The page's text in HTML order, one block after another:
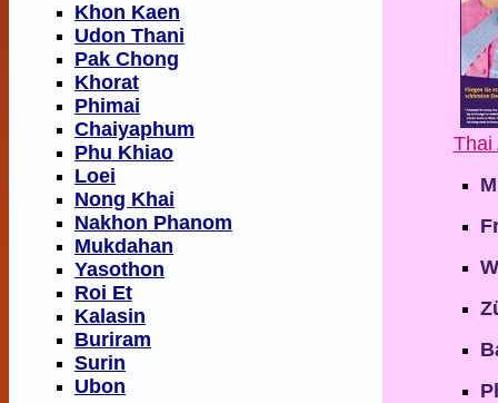
Khon Kaen
Udon Thani
Pak Chong
Khorat
Phimai
Chaiyaphum
Phu Khiao
Loei
Nong Khai
Nakhon Phanom
Mukdahan
Yasothon
Roi Et
Kalasin
Buriram
Surin
Ubon
Thai